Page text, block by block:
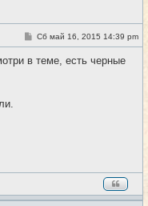
#112
С
о
б
Сб май 16, 2015 14:39 pm
в теме, есть черные